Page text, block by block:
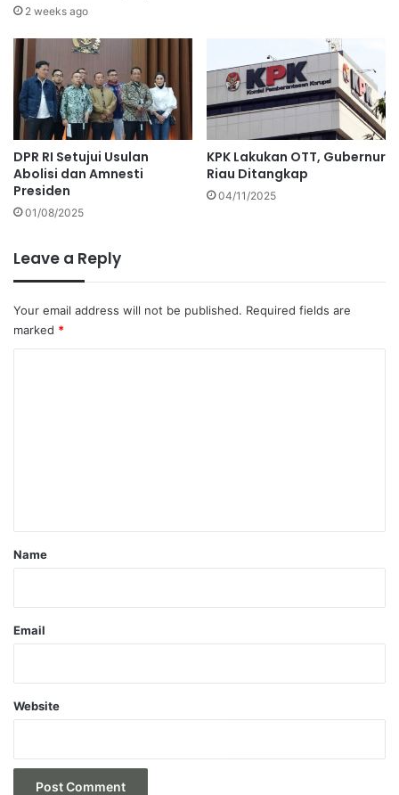
2 weeks ago
DPR RI Setujui Usulan
Abolisi dan Amnesti
Presiden
01/08/2025
KPK Lakukan OTT, Gubernur
Riau Ditangkap
04/11/2025
Leave a Reply
Your email address will not be published. Required fields are
marked *
*
Name
Email
Website